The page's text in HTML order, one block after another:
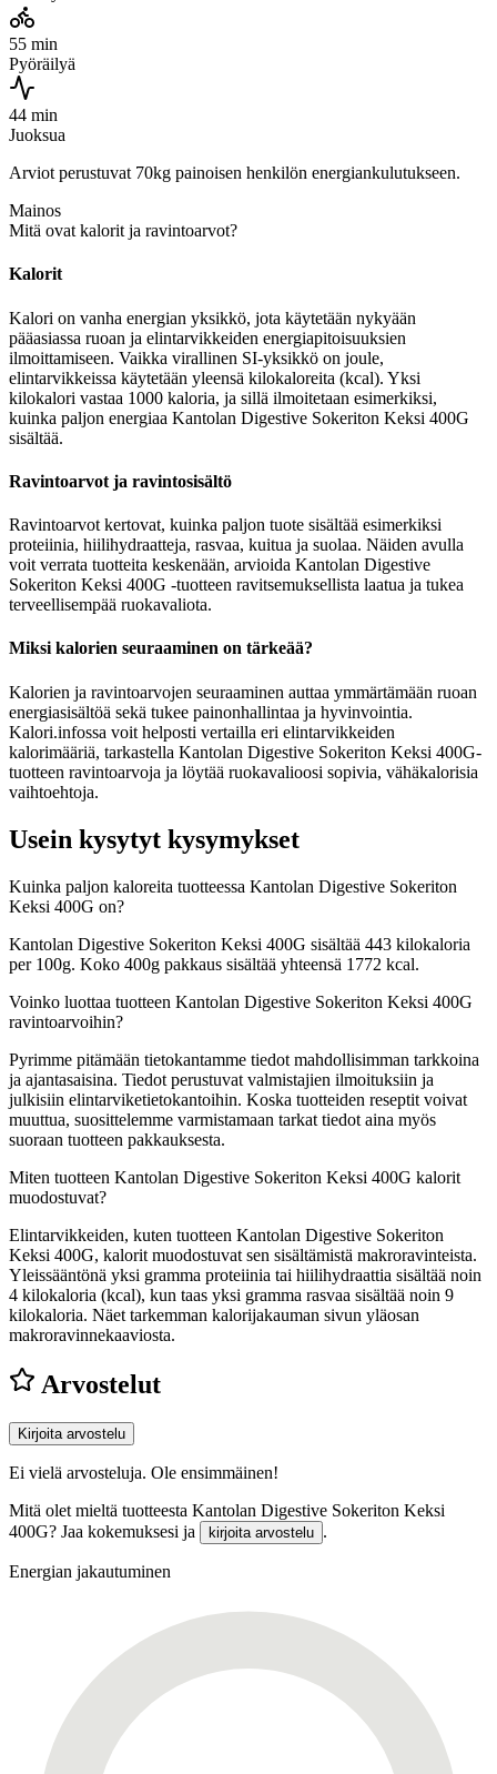
55 min
Pyöräilyä
44 min
Juoksua
Arviot perustuvat 70kg painoisen henkilön energiankulutukseen.
Mainos
Mitä ovat kalorit ja ravintoarvot?
Kalorit
Kalori on vanha energian yksikkö, jota käytetään nykyään
pääasiassa ruoan ja elintarvikkeiden energiapitoisuuksien
ilmoittamiseen. Vaikka virallinen SI-yksikkö on joule,
elintarvikkeissa käytetään yleensä kilokaloreita (kcal). Yksi
kilokalori vastaa 1000 kaloria, ja sillä ilmoitetaan esimerkiksi,
kuinka paljon energiaa Kantolan Digestive Sokeriton Keksi 400G
sisältää.
Ravintoarvot ja ravintosisältö
Ravintoarvot kertovat, kuinka paljon tuote sisältää esimerkiksi
proteiinia, hiilihydraatteja, rasvaa, kuitua ja suolaa. Näiden avulla
voit verrata tuotteita keskenään, arvioida Kantolan Digestive
Sokeriton Keksi 400G -tuotteen ravitsemuksellista laatua ja tukea
terveellisempää ruokavaliota.
Miksi kalorien seuraaminen on tärkeää?
Kalorien ja ravintoarvojen seuraaminen auttaa ymmärtämään ruoan
energiasisältöä sekä tukee painonhallintaa ja hyvinvointia.
Kalori.infossa voit helposti vertailla eri elintarvikkeiden
kalorimääriä, tarkastella Kantolan Digestive Sokeriton Keksi 400G-
tuotteen ravintoarvoja ja löytää ruokavalioosi sopivia, vähäkalorisia
vaihtoehtoja.
Usein kysytyt kysymykset
Kuinka paljon kaloreita tuotteessa Kantolan Digestive Sokeriton
Keksi 400G on?
Kantolan Digestive Sokeriton Keksi 400G sisältää 443 kilokaloria
per 100g. Koko 400g pakkaus sisältää yhteensä 1772 kcal.
Voinko luottaa tuotteen Kantolan Digestive Sokeriton Keksi 400G
ravintoarvoihin?
Pyrimme pitämään tietokantamme tiedot mahdollisimman tarkkoina
ja ajantasaisina. Tiedot perustuvat valmistajien ilmoituksiin ja
julkisiin elintarviketietokantoihin. Koska tuotteiden reseptit voivat
muuttua, suosittelemme varmistamaan tarkat tiedot aina myös
suoraan tuotteen pakkauksesta.
Miten tuotteen Kantolan Digestive Sokeriton Keksi 400G kalorit
muodostuvat?
Elintarvikkeiden, kuten tuotteen Kantolan Digestive Sokeriton
Keksi 400G, kalorit muodostuvat sen sisältämistä makroravinteista.
Yleissääntönä yksi gramma proteiinia tai hiilihydraattia sisältää noin
4 kilokaloria (kcal), kun taas yksi gramma rasvaa sisältää noin 9
kilokaloria. Näet tarkemman kalorijakauman sivun yläosan
makroravinnekaaviosta.
Arvostelut
Kirjoita arvostelu
Ei vielä arvosteluja. Ole ensimmäinen!
Mitä olet mieltä tuotteesta Kantolan Digestive Sokeriton Keksi
400G? Jaa kokemuksesi ja
kirjoita arvostelu .
Energian jakautuminen